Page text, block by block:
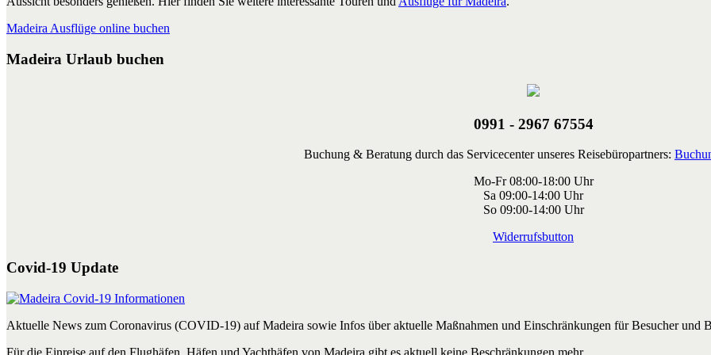
Madeira Ausflüge online buchen
Madeira Urlaub buchen
0991 - 2967 67554
Buchung & Beratung durch das Servicecenter unseres Reisebüropartners:
Mo-Fr 08:00-18:00 Uhr
Sa 09:00-14:00 Uhr
So 09:00-14:00 Uhr
Widerrufsbutton
Covid-19 Update
Aktuelle News zum Coronavirus (COVID-19) auf Madeira sowie Infos über aktuelle Maßnahmen und Einschränkungen für Besucher und
Für die Einreise auf den Flughäfen, Häfen und Yachthäfen von Madeira gibt es aktuell keine Beschränkungen mehr.